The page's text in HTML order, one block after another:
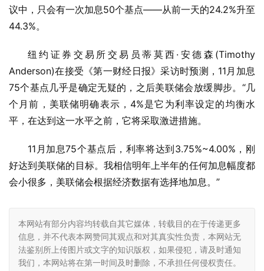
议中，只会有一次加息50个基点——从前一天的24.2%升至
44.3%。
纽约证券交易所交易员蒂莫西·安德森(Timothy
Anderson)在接受《第一财经日报》采访时预测，11月加息
75个基点几乎是确定无疑的，之后美联储会放缓脚步。“几
个月前，美联储明确表示，4%是它为利率设定的均衡水
平，在达到这一水平之前，它将采取激进措施。
11月加息75个基点后，利率将达到3.75%~4.00%，刚
好达到美联储的目标。我相信明年上半年的任何加息幅度都
会小很多，美联储会根据经济数据有选择地加息。”
本网站有部分内容均转载自其它媒体，转载目的在于传递更多
信息，并不代表本网赞同其观点和对其真实性负责，本网站无
法鉴别所上传图片或文字的知识版权，如果侵犯，请及时通知
我们，本网站将在第一时间及时删除，不承担任何侵权责任。